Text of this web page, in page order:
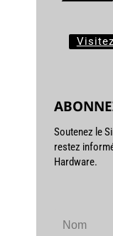
Soutenez le
restez
Hardware.